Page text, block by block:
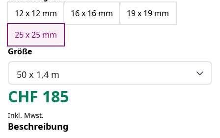
12 x 12 mm
16 x 16 mm
19 x 19 mm
25 x 25 mm
Größe
50 x 1,4 m
CHF 185
Inkl. Mwst.
Beschreibung